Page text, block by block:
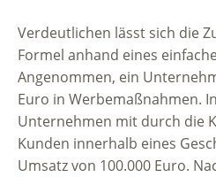
Verdeutlichen lässt sich die
Formel anhand eines
Angenommen, ein
Euro in Werbemaßnahmen.
Unternehmen mit durch die
Kunden innerhalb eines
Umsatz von 100.000 Euro.